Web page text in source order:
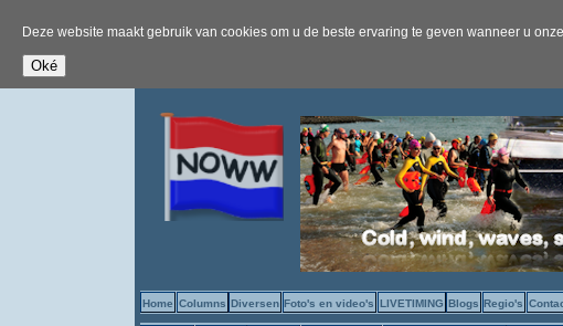
Deze website maakt gebruik van cookies om u de beste ervaring te geven wanneer u
Home Columns Diversen Foto's en video's LIVETIMING Blogs Regio's